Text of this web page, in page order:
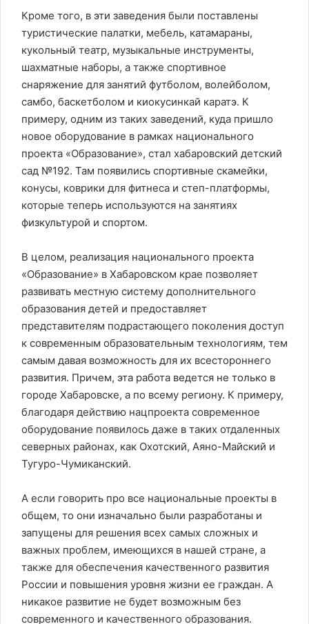
Кроме того, в эти заведения были поставлены
туристические палатки, мебель, катамараны,
кукольный театр, музыкальные инструменты,
шахматные наборы, а также спортивное
снаряжение для занятий футболом, волейболом,
самбо, баскетболом и киокусинкай каратэ. К
примеру, одним из таких заведений, куда пришло
новое оборудование в рамках национального
проекта «Образование», стал хабаровский детский
сад №192. Там появились спортивные скамейки,
конусы, коврики для фитнеса и степ-платформы,
которые теперь используются на занятиях
физкультурой и спортом.
В целом, реализация национального проекта
«Образование» в Хабаровском крае позволяет
развивать местную систему дополнительного
образования детей и предоставляет
представителям подрастающего поколения доступ
к современным образовательным технологиям, тем
самым давая возможность для их всестороннего
развития. Причем, эта работа ведется не только в
городе Хабаровске, а по всему региону. К примеру,
благодаря действию нацпроекта современное
оборудование появилось даже в таких отдаленных
северных районах, как Охотский, Аяно-Майский и
Тугуро-Чумиканский.
А если говорить про все национальные проекты в
общем, то они изначально были разработаны и
запущены для решения всех самых сложных и
важных проблем, имеющихся в нашей стране, а
также для обеспечения качественного развития
России и повышения уровня жизни ее граждан. А
никакое развитие не будет возможным без
современного и качественного образования.